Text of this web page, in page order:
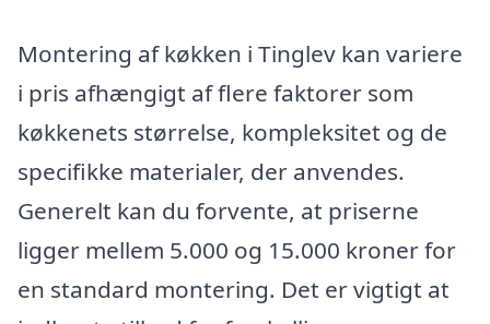
Montering af køkken i Tinglev kan variere
i pris afhængigt af flere faktorer som
køkkenets størrelse, kompleksitet og de
specifikke materialer, der anvendes.
Generelt kan du forvente, at priserne
ligger mellem 5.000 og 15.000 kroner for
en standard montering. Det er vigtigt at